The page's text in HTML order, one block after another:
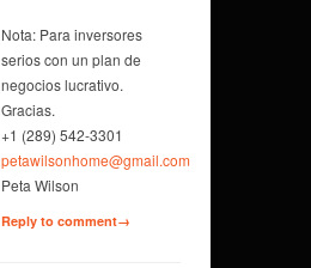
Nota: Para inversores
serios con un plan de
negocios lucrativo.
Gracias.
+1 (289) 542-3301
petawilsonhome@gmail.com
Peta Wilson
Reply to comment→